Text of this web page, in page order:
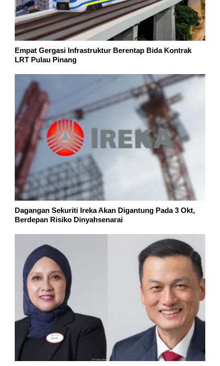
Empat Gergasi Infrastruktur Berentap Bida Kontrak
LRT Pulau Pinang
Dagangan Sekuriti Ireka Akan Digantung Pada 3 Okt,
Berdepan Risiko Dinyahsenarai